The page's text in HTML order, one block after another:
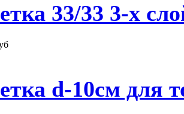
33/33 3-х
d-10см для